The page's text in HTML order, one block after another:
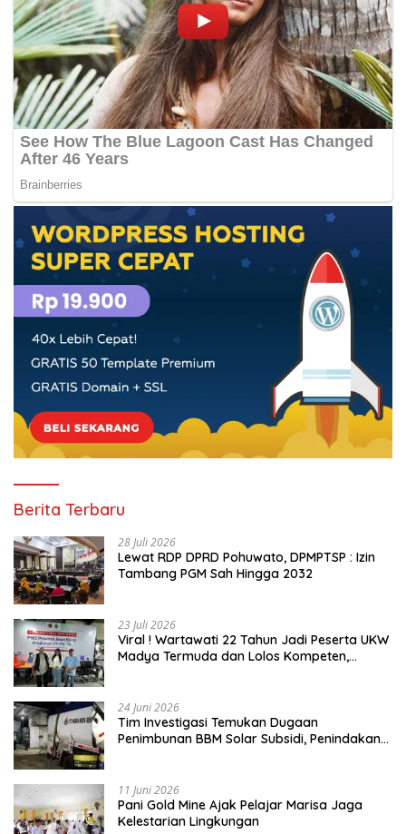
Berita Terbaru
28 Juli 2026
Lewat RDP DPRD Pohuwato, DPMPTSP : Izin
Tambang PGM Sah Hingga 2032
23 Juli 2026
Viral ! Wartawati 22 Tahun Jadi Peserta UKW
Madya Termuda dan Lolos Kompeten,
24 Juni 2026
Tim Investigasi Temukan Dugaan
Penimbunan BBM Solar Subsidi, Penindakan
11 Juni 2026
Pani Gold Mine Ajak Pelajar Marisa Jaga
Kelestarian Lingkungan